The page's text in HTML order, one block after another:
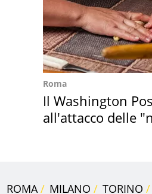
Roma
Il Washington
all'attacco delle
ROMA MILANO TORINO